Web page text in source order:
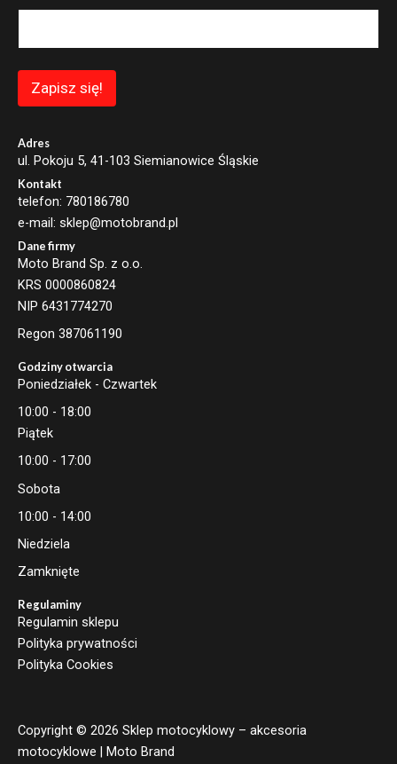
*
i
Zapisz się!
Adres
ul. Pokoju 5, 41-103 Siemianowice Śląskie
Kontakt
telefon: 780186780
e-mail: sklep@motobrand.pl
Dane firmy
Moto Brand Sp. z o.o.
KRS 0000860824
NIP 6431774270
Regon 387061190
Godziny otwarcia
Poniedziałek - Czwartek
10:00 - 18:00
Piątek
10:00 - 17:00
Sobota
10:00 - 14:00
Niedziela
Zamknięte
Regulaminy
Regulamin sklepu
Polityka prywatności
Polityka Cookies
Copyright © 2026 Sklep motocyklowy – akcesoria
motocyklowe | Moto Brand